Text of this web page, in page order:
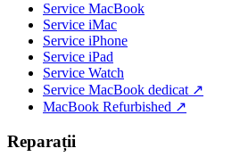
Service MacBook
Service iMac
Service iPhone
Service iPad
Service Watch
Service MacBook dedicat ↗
MacBook Refurbished ↗
Reparații